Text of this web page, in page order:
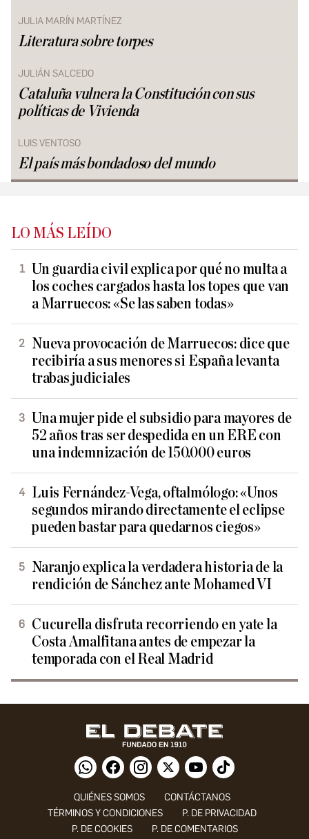
JULIA MARÍN MARTÍNEZ
Literatura sobre torpes
JULIÁN SALCEDO
Cataluña vulnera la Constitución con sus
políticas de Vivienda
LUIS VENTOSO
El país más bondadoso del mundo
LO MÁS LEÍDO
Un guardia civil explica por qué no multa a
los coches cargados hasta los topes que van
a Marruecos: «Se las saben todas»
Nueva provocación de Marruecos: dice que
recibiría a sus menores si España levanta
trabas judiciales
Una mujer pide el subsidio para mayores de
52 años tras ser despedida en un ERE con
una indemnización de 150.000 euros
Luis Fernández-Vega, oftalmólogo: «Unos
segundos mirando directamente el eclipse
pueden bastar para quedarnos ciegos»
Naranjo explica la verdadera historia de la
rendición de Sánchez ante Mohamed VI
Cucurella disfruta recorriendo en yate la
Costa Amalfitana antes de empezar la
temporada con el Real Madrid
QUIÉNES SOMOS
CONTÁCTANOS
TÉRMINOS Y CONDICIONES
P. DE PRIVACIDAD
P. DE COOKIES
P. DE COMENTARIOS